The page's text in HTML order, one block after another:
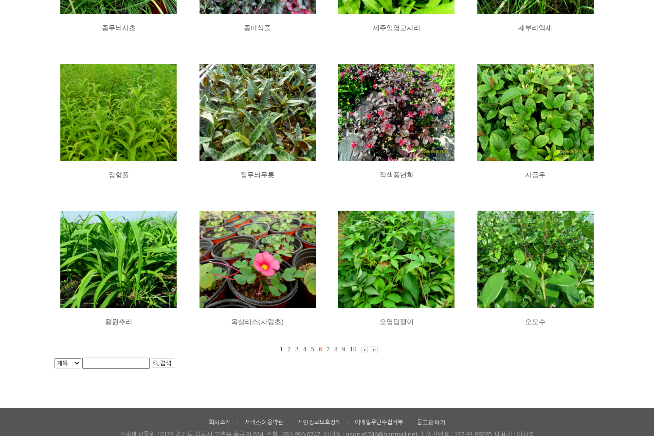
좀무늬사초 좀마삭줄 제주일엽고사리 제부라억새
정향풀 점무늬무릇 적색풍년화 자금우
왕원추리 옥살리스(사랑초) 오엽담쟁이 오모수
1 2 3 4 5 6 7 8 9 10
회사소개 서비스이용약관 개인정보보호정책 이메일무단수집거부 묻고답하기
신송매식물원 10123 경기도 김포시 고촌읍 풍곡리 634, 전화 : 031-996-6747, 이메일 : nsong6746@hanmail.net, 사업자번호 : 137-91-88285, 대표자 : 이상영